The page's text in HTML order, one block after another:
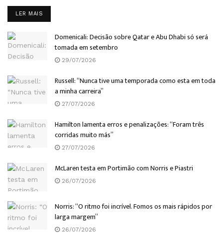
LER MAIS
Domenicali: Decisão sobre Qatar e Abu Dhabi só será
tomada em setembro
29/07/2026
Russell: “Nunca tive uma temporada como esta em toda
a minha carreira”
27/07/2026
Hamilton lamenta erros e penalizações: “Foram três
corridas muito más”
27/07/2026
McLaren testa em Portimão com Norris e Piastri
26/07/2026
Norris: “O ritmo foi incrível. Fomos os mais rápidos por
larga margem”
26/07/2026